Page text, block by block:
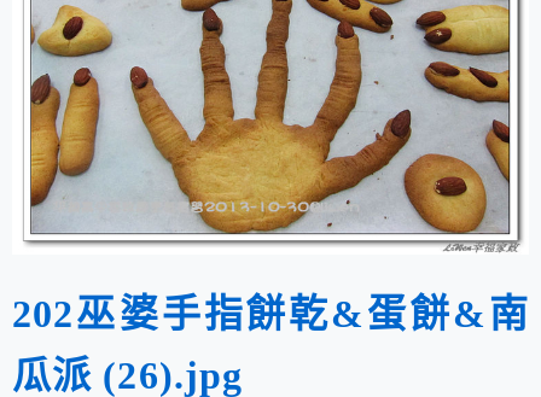
202巫婆手指餅乾&蛋餅&南
瓜派 (26).jpg